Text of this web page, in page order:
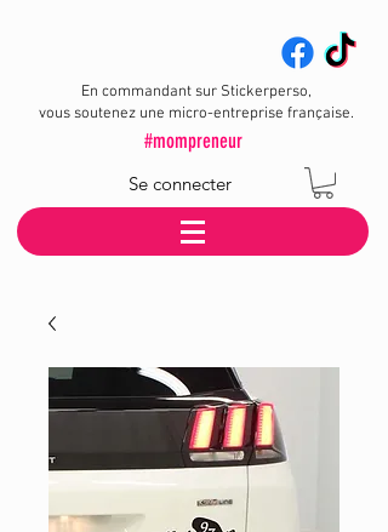
En commandant sur Stickerperso,
vous soutenez une micro-entreprise française.
#mompreneur
Se connecter